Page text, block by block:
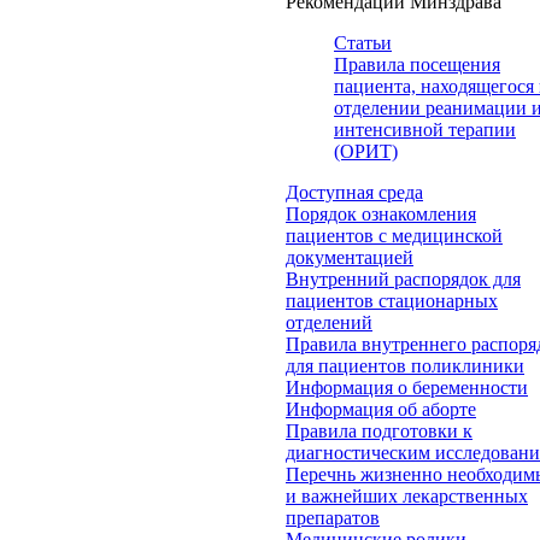
Статьи
Правила посещения
пациента, находящегося
отделении реанимации и
интенсивной терапии
(ОРИТ)
Доступная среда
Порядок ознакомления
пациентов с медицинской
документацией
Внутренний распорядок для
пациентов стационарных
отделений
Правила внутреннего
для пациентов поликлиники
Информация о беременности
Информация об аборте
Правила подготовки к
диагностическим
Перечнь жизненно
и важнейших лекарственных
препаратов